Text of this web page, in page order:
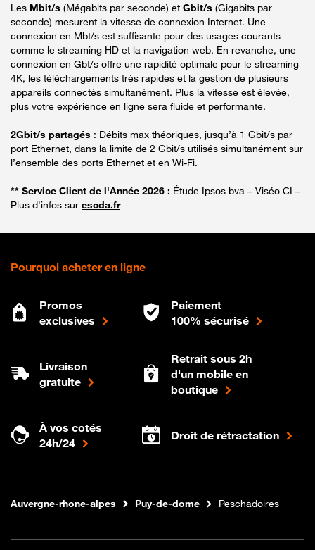
Les Mbit/s (Mégabits par seconde) et Gbit/s (Gigabits par
seconde) mesurent la vitesse de connexion Internet. Une
connexion en Mbt/s est suffisante pour des usages courants
comme le streaming HD et la navigation web. En revanche, une
connexion en Gbt/s offre une rapidité optimale pour le streaming
4K, les téléchargements très rapides et la gestion de plusieurs
appareils connectés simultanément. Plus la vitesse est élevée,
plus votre expérience en ligne sera fluide et performante.
2Gbit/s partagés : Débits max théoriques, jusqu’à 1 Gbit/s par
port Ethernet, dans la limite de 2 Gbit/s utilisés simultanément sur
l’ensemble des ports Ethernet et en Wi-Fi.
** Service Client de l'Année 2026 : Étude Ipsos bva – Viséo CI –
Plus d'infos sur escda.fr
Pourquoi acheter en ligne
Promos
exclusives
Paiement
100% sécurisé
Livraison
gratuite
Retrait sous 2h
d'un mobile en
boutique
À vos cotés
24h/24
Droit de rétractation
Boutique Orange
Internet fibre
Auvergne-rhone-alpes Puy-de-dome Peschadoires